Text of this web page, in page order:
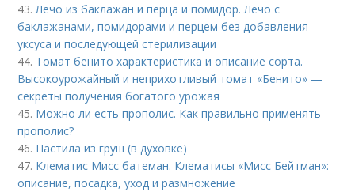
43.Лечо из баклажан и перца и помидор. Лечо с
баклажанами, помидорами и перцем без добавления
уксуса и последующей стерилизации
44. Томат бенито характеристика и описание сорта.
Высокоурожайный и неприхотливый томат «Бенито» —
секреты получения богатого урожая
45. Можно ли есть прополис. Как правильно применять
прополис?
46. Пастила из груш (в духовке)
47. Клематис Мисс батеман. Клематисы «Мисс Бейтман»:
описание, посадка, уход и размножение